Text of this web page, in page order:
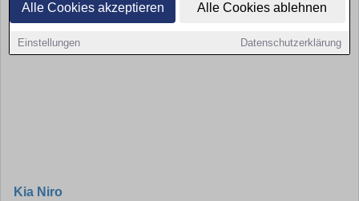
Alle Cookies akzeptieren Alle Cookies ablehnen
Einstellungen Datenschutzerklärung
Kia Niro